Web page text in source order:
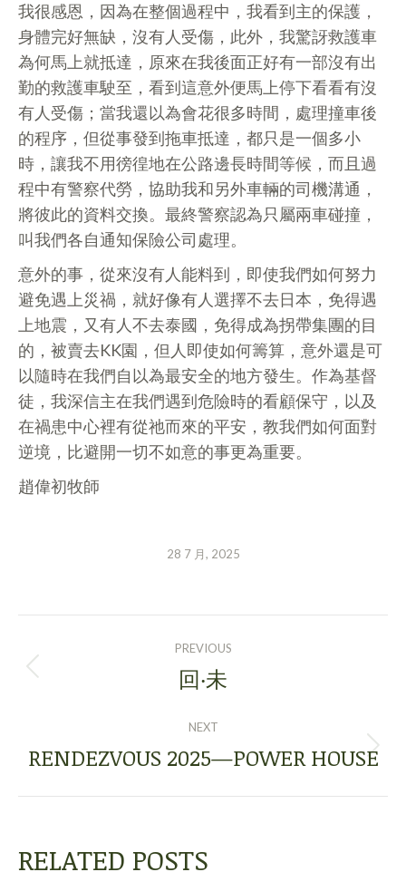
我很感恩，因為在整個過程中，我看到主的保護，
身體完好無缺，沒有人受傷，此外，我驚訝救護車
為何馬上就抵達，原來在我後面正好有一部沒有出
勤的救護車駛至，看到這意外便馬上停下看看有沒
有人受傷；當我還以為會花很多時間，處理撞車後
的程序，但從事發到拖車抵達，都只是一個多小
時，讓我不用徬徨地在公路邊長時間等候，而且過
程中有警察代勞，協助我和另外車輛的司機溝通，
將彼此的資料交換。最終警察認為只屬兩車碰撞，
叫我們各自通知保險公司處理。
意外的事，從來沒有人能料到，即使我們如何努力
避免遇上災禍，就好像有人選擇不去日本，免得遇
上地震，又有人不去泰國，免得成為拐帶集團的目
的，被賣去KK園，但人即使如何籌算，意外還是可
以隨時在我們自以為最安全的地方發生。作為基督
徒，我深信主在我們遇到危險時的看顧保守，以及
在禍患中心裡有從祂而來的平安，教我們如何面對
逆境，比避開一切不如意的事更為重要。
趙偉初牧師
28 7 月, 2025
NAVIGATION
PREVIOUS
Previous
回‧未
NEXT
Next
RENDEZVOUS 2025—POWER HOUSE
RELATED POSTS